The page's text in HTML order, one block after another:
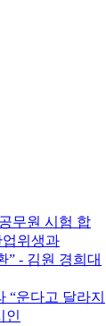
무원 시험 합
업위생과
” - 김원 경희대
“운다고 달라지
인